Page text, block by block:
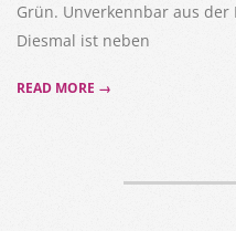
Grün. Unverkennbar aus der
Diesmal ist neben
READ MORE →